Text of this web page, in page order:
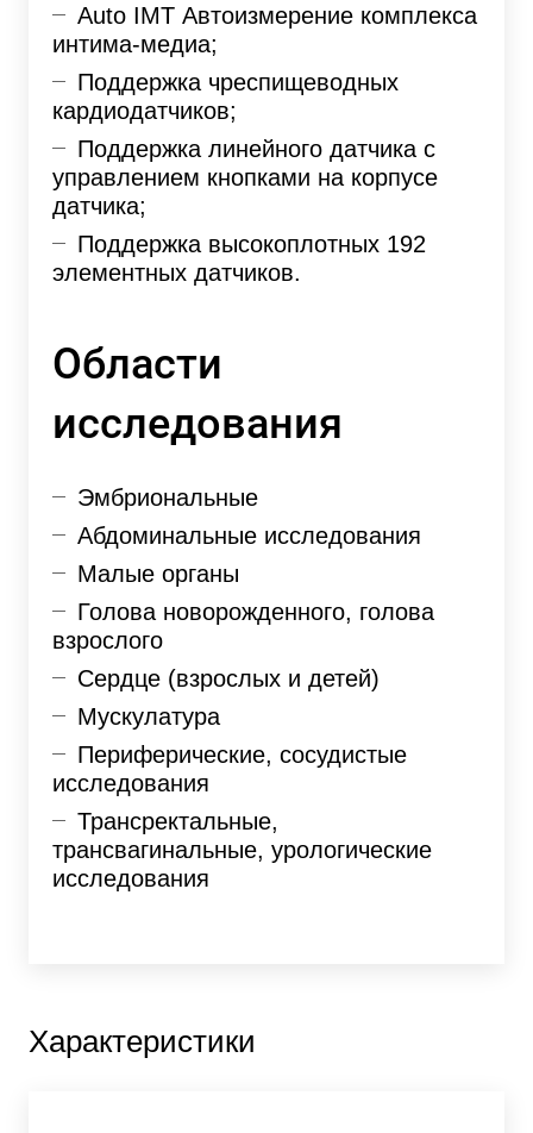
Auto IMT Автоизмерение комплекса
интима-медиа;
Поддержка чреспищеводных
кардиодатчиков;
Поддержка линейного датчика с
управлением кнопками на корпусе
датчика;
Поддержка высокоплотных 192
элементных датчиков.
Области
исследования
Эмбриональные
Абдоминальные исследования
Малые органы
Голова новорожденного, голова
взрослого
Сердце (взрослых и детей)
Мускулатура
Периферические, сосудистые
исследования
Трансректальные,
трансвагинальные, урологические
исследования
Характеристики